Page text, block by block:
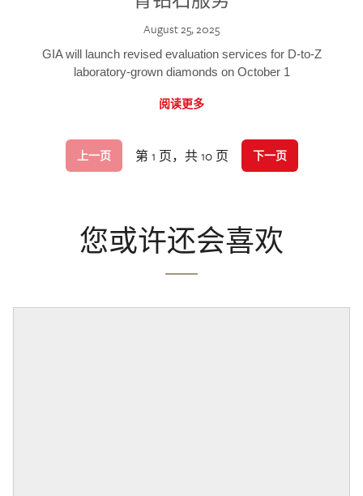
August 25, 2025
GIA will launch revised evaluation services for D-to-Z
laboratory-grown diamonds on October 1
阅读更多
上一页 第 1 页，共 10 页 下一页
您或许还会喜欢